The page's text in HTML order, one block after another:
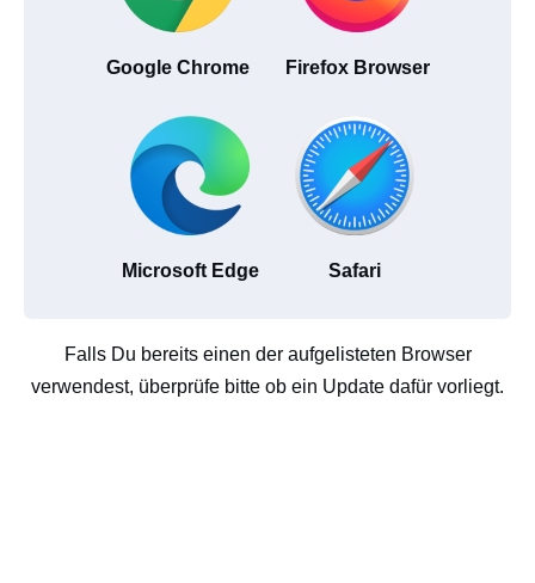
Google Chrome Firefox Browser
Microsoft Edge Safari
Falls Du bereits einen der aufgelisteten Browser
verwendest, überprüfe bitte ob ein Update dafür vorliegt.